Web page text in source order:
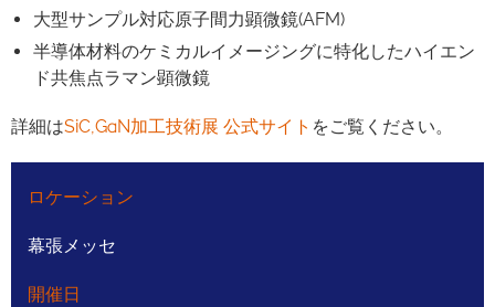
大型サンプル対応原子間力顕微鏡(AFM)
半導体材料のケミカルイメージングに特化したハイエン
ド共焦点ラマン顕微鏡
詳細はSiC,GaN加工技術展 公式サイト をご覧ください。
ロケーション
幕張メッセ
開催日